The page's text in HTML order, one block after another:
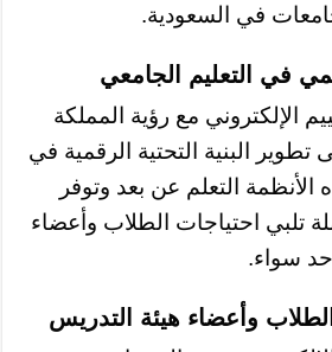
في السعودية.
في التعليم الجامعي
الإلكتروني مع رؤية المملكة
على تطوير البنية التحتية الرقمية في
التعلم عن بعد وتوفر
تلبي احتياجات الطلاب وأعضاء
سواء.
وأعضاء هيئة التدريس